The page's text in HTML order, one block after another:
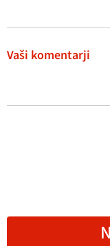
Vaši komentarji